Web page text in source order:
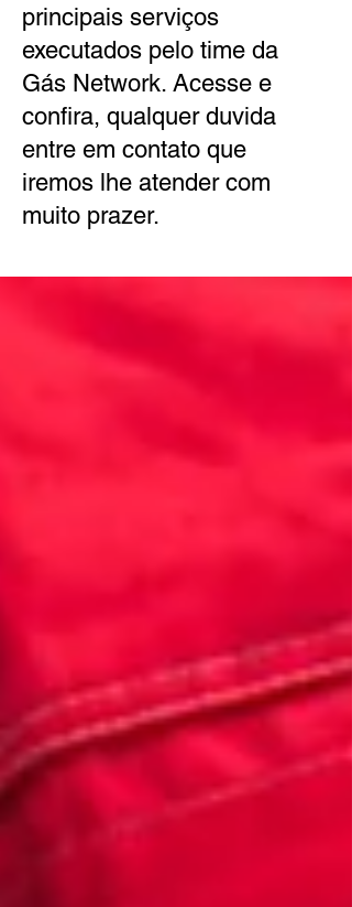
principais serviços
executados pelo time da
Gás Network. Acesse e
confira, qualquer duvida
entre em contato que
iremos lhe atender com
muito prazer.